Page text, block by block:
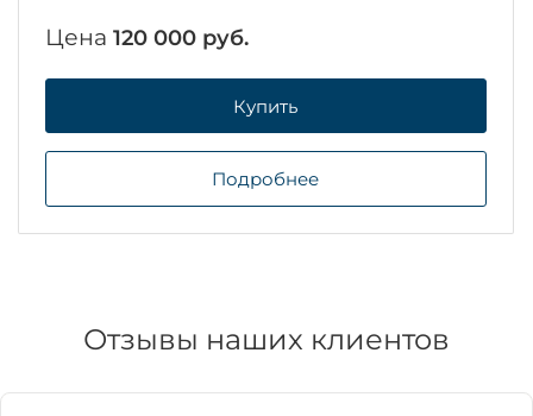
Цена120 000 руб.
Купить
Подробнее
Отзывы наших клиентов